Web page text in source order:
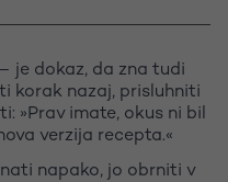
je dokaz, da zna tudi
korak nazaj, prisluhniti
»Prav imate, okus ni bil
verzija recepta.«
napako, jo obrniti v